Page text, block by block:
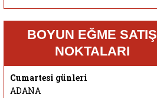
BOYUN EĞME SATIŞ
NOKTALARI
Cumartesi günleri
ADANA